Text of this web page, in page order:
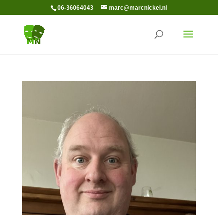
06-36064043 marc@marcnickel.nl